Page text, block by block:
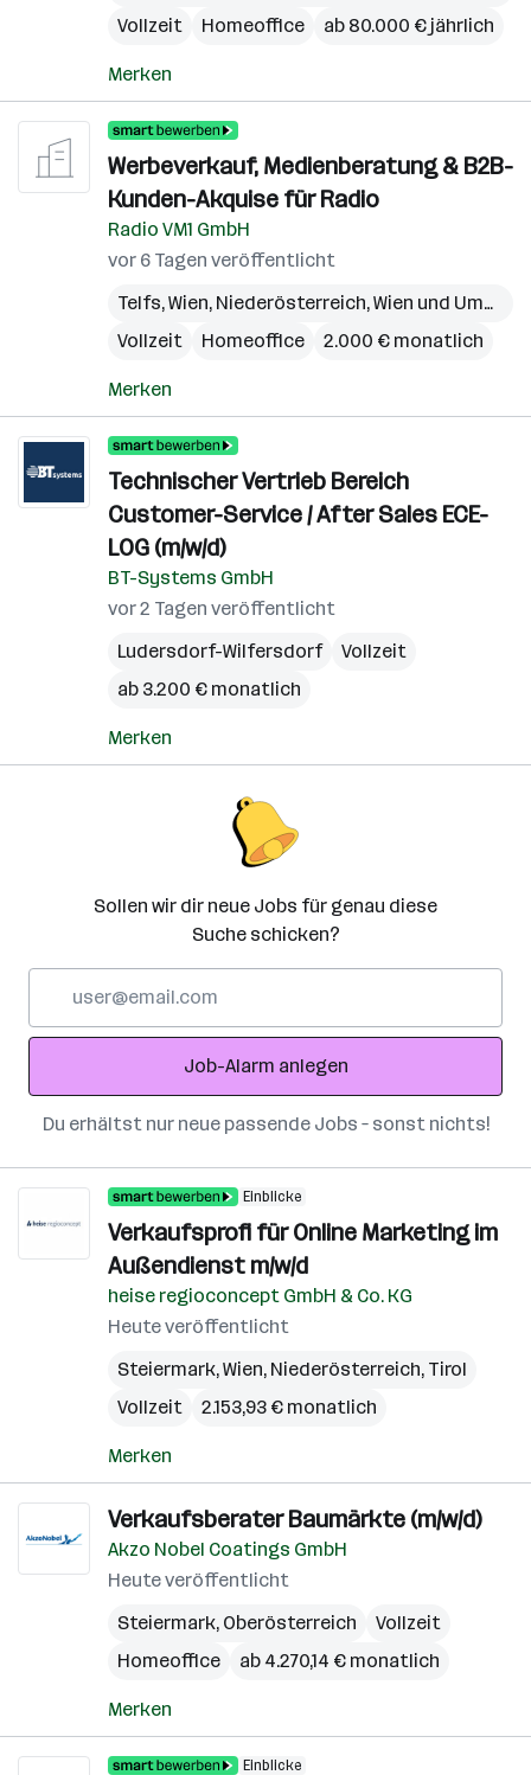
Vollzeit
Homeoffice ab 80.000 € jährlich
Merken
Werbeverkauf, Medienberatung & B2B-
Kunden-Akquise für Radio
Radio VM1 GmbH
vor 6 Tagen veröffentlicht
Telfs,Wien, Niederösterreich,Wien und Umgebung
Vollzeit
Homeoffice 2.000 € monatlich
Merken
Technischer Vertrieb Bereich
Customer-Service / After Sales ECE-
LOG (m/w/d)
BT-Systems GmbH
vor 2 Tagen veröffentlicht
Ludersdorf-Wilfersdorf
Vollzeit
ab 3.200 € monatlich
Merken
Sollen wir dir neue Jobs für genau diese
Suche schicken?
Adresse
Job-Alarm anlegen
Du erhältst nur neue passende Jobs – sonst nichts!
Einblicke
Verkaufsprofi für Online Marketing im
Außendienst m/w/d
heise regioconcept GmbH & Co. KG
Heute veröffentlicht
Steiermark,Wien, Niederösterreich, Tirol
Vollzeit
2.153,93 € monatlich
Merken
Verkaufsberater Baumärkte (m/w/d)
Akzo Nobel Coatings GmbH
Heute veröffentlicht
Steiermark, Oberösterreich
Vollzeit
Homeoffice
ab 4.270,14 € monatlich
Merken
Einblicke